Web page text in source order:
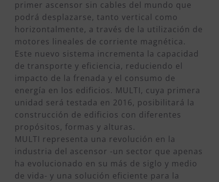
primer ascensor sin cables del mundo que
podrá desplazarse, tanto vertical como
horizontalmente, a través de la utilización de
motores lineales de corriente magnética.
Este nuevo sistema incrementa la capacidad
de transporte y eficiencia, reduciendo el
impacto de la frenada y el consumo de
energía en los edificios. MULTI, cuya primera
unidad será testada en 2016, posibilitará la
construcción de edificios con diferentes
propósitos, formas y alturas.
MULTI representa una revolución en la
industria del ascensor -un sector que apenas
ha evolucionado en su más de siglo y medio
de vida- y una solución eficiente para la